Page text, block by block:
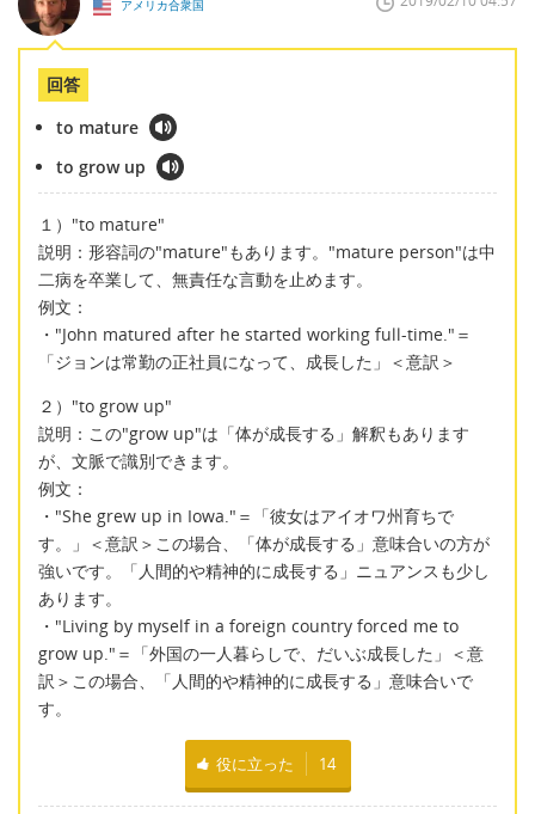
アメリカ合衆国
回答
to mature
to grow up
１）"to mature"
説明：形容詞の"mature"もあります。"mature person"は中
二病を卒業して、無責任な言動を止めます。
例文：
・"John matured after he started working full-time."＝
「ジョンは常勤の正社員になって、成長した」＜意訳＞
２）"to grow up"
説明：この"grow up"は「体が成長する」解釈もあります
が、文脈で識別できます。
例文：
・"She grew up in Iowa."＝「彼女はアイオワ州育ちで
す。」＜意訳＞この場合、「体が成長する」意味合いの方が
強いです。「人間的や精神的に成長する」ニュアンスも少し
あります。
・"Living by myself in a foreign country forced me to
grow up."＝「外国の一人暮らしで、だいぶ成長した」＜意
訳＞この場合、「人間的や精神的に成長する」意味合いで
す。
役に立った 14